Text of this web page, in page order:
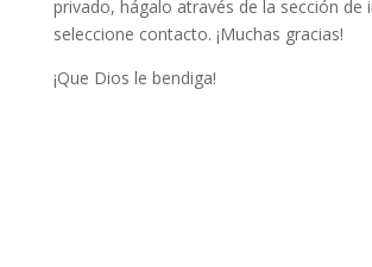
privado, hágalo através de la sección de
seleccione contacto. ¡Muchas gracias!
¡Que Dios le bendiga!